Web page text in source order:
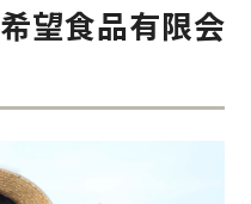
望食品有限会